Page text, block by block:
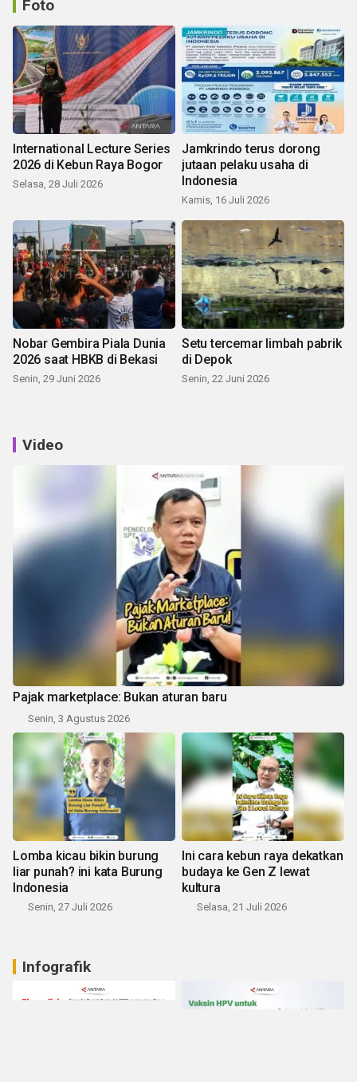
Foto
International Lecture Series
2026 di Kebun Raya Bogor
Selasa, 28 Juli 2026
Jamkrindo terus dorong
jutaan pelaku usaha di
Indonesia
Kamis, 16 Juli 2026
Nobar Gembira Piala Dunia
2026 saat HBKB di Bekasi
Senin, 29 Juni 2026
Setu tercemar limbah pabrik
di Depok
Senin, 22 Juni 2026
Video
Pajak marketplace: Bukan aturan baru
Senin, 3 Agustus 2026
Lomba kicau bikin burung
liar punah? ini kata Burung
Indonesia
Senin, 27 Juli 2026
Ini cara kebun raya dekatkan
budaya ke Gen Z lewat
kultura
Selasa, 21 Juli 2026
Infografik